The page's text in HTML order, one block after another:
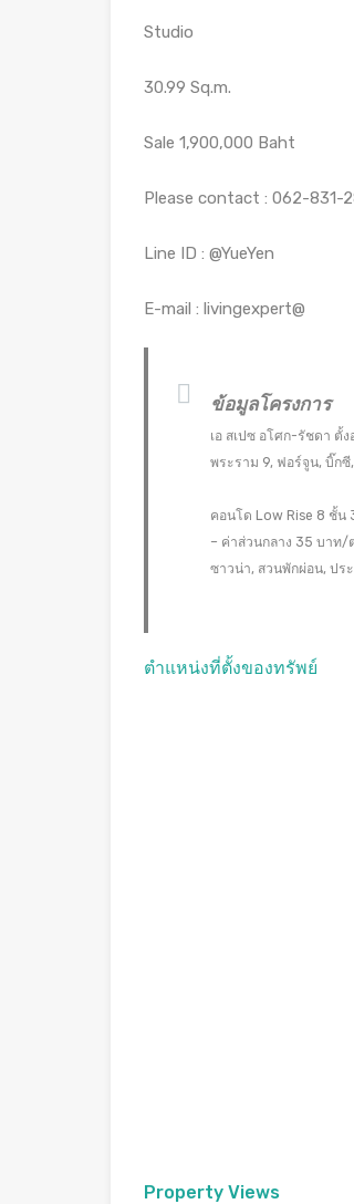
Studio
30.99 Sq.m.
Sale 1,900,000 Baht
Please contact : 062-831-
Line ID : @YueYen
E-mail : livingexpert@
ข้อมูลโครงการ
เอ สเปซ อโศก-รัชดา ตั้
พระราม 9, ฟอร์จูน, บิ๊กซี
คอนโด Low Rise 8 ชั้น
– ค่าส่วนกลาง 35 บาท/
ซาวน่า, สวนพักผ่อน, ปร
ตำแหน่งที่ตั้งของทรัพย์
Property Views